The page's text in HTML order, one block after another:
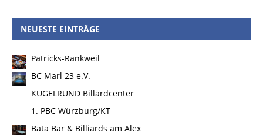
NEUESTE EINTRÄGE
Patricks-Rankweil
BC Marl 23 e.V.
KUGELRUND Billardcenter
1. PBC Würzburg/KT
Bata Bar & Billiards am Alex